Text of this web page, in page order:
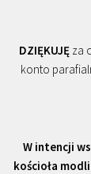
DZIĘKUJĘ za
konto
W intencji
kościoła